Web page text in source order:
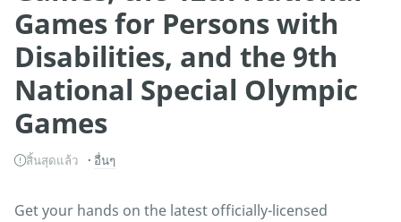
Games for Persons with
Disabilities, and the 9th
National Special Olympic
Games
สิ้นสุดแล้ว อื่นๆ
Get your hands on the latest officially-licensed